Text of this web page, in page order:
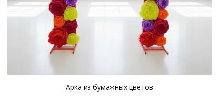
Арка из бумажных цветов